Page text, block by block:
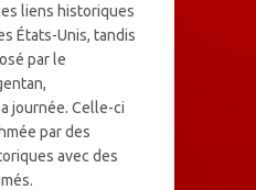
liens historiques
États-Unis, tandis
par le
journée. Celle-ci
par des
avec des